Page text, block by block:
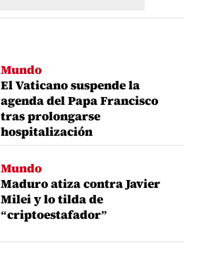
Mundo
El Vaticano suspende la
agenda del Papa Francisco
tras prolongarse
hospitalización
Mundo
Maduro atiza contra Javier
Milei y lo tilda de
“criptoestafador”